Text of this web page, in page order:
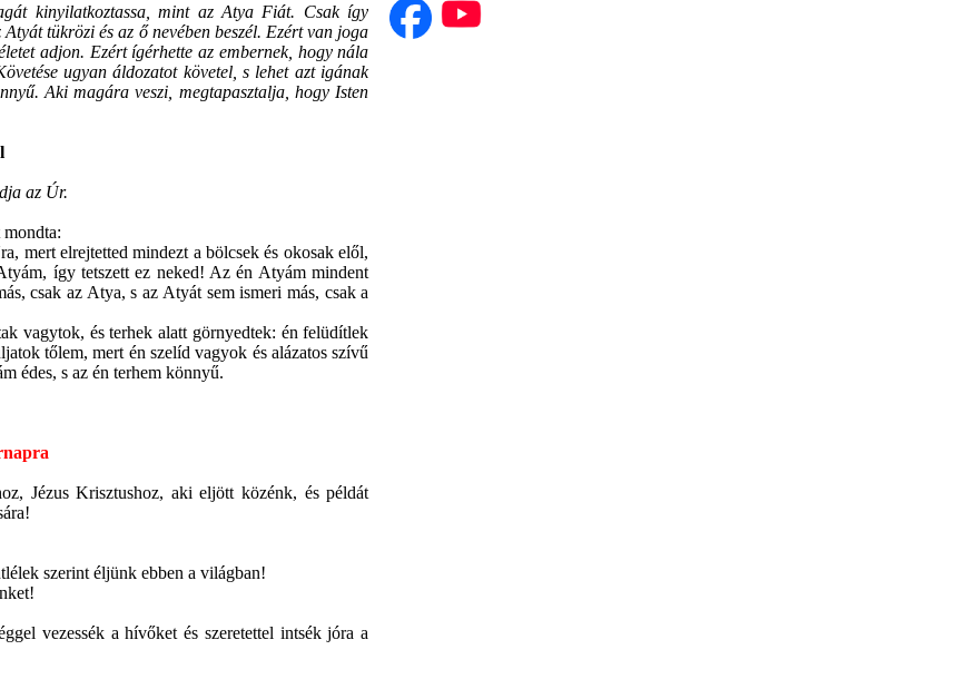
kinyilatkoztassa, mint az Atya Fiát. Csak így
tükrözi és az ő nevében beszél. Ezért van joga
adjon. Ezért ígérhette az embernek, hogy nála
ugyan áldozatot követel, s lehet azt igának
Aki magára veszi, megtapasztalja, hogy Isten
az Úr.
mert elrejtetted mindezt a bölcsek és okosak elől,
így tetszett ez neked! Az én Atyám mindent
csak az Atya, s az Atyát sem ismeri más, csak a
vagytok, és terhek alatt görnyedtek: én felüdítlek
tőlem, mert én szelíd vagyok és alázatos szívű
édes, s az én terhem könnyű.
Jézus Krisztushoz, aki eljött közénk, és példát
szerint éljünk ebben a világban!
vezessék a hívőket és szeretettel intsék jóra a